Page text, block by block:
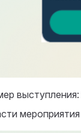
выступления: